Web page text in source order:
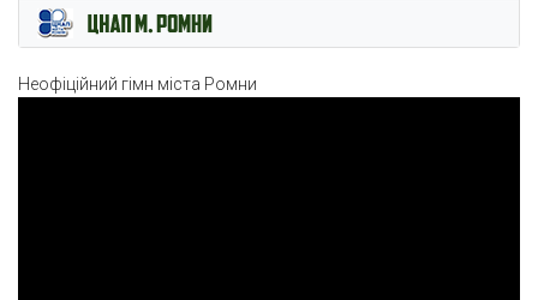
Неофіційний гімн міста Ромни